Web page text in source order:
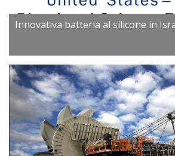
Innovativa batteria al silicone in